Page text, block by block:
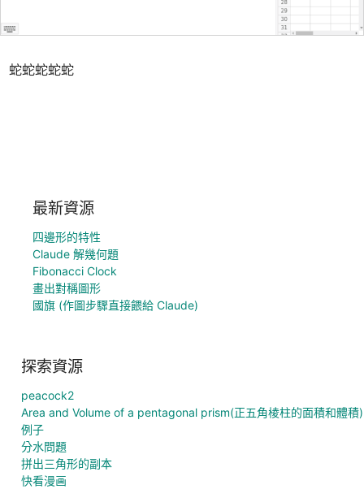
蛇蛇蛇蛇蛇
最新資源
四邊形的特性
Claude 解幾何題
Fibonacci Clock
畫出對稱圖形
國旗 (作圖步驟直接餵給 Claude)
探索資源
peacock2
Area and Volume of a pentagonal prism(正五角棱柱的面積和體積)
例子
分水問題
拼出三角形的副本
快看漫画